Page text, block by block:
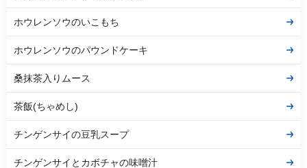
ホウレンソウのいこもち
ホウレンソウのパウンドケーキ
桑抹茶入りムース
茶飯(ちゃめし)
チンゲンサイの豆乳スープ
チンゲンサイとカボチャの味噌汁